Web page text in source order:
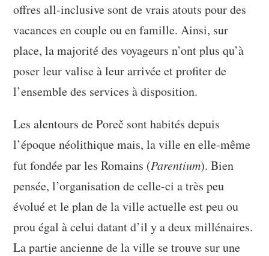
offres all-inclusive sont de vrais atouts pour des
vacances en couple ou en famille. Ainsi, sur
place, la majorité des voyageurs n’ont plus qu’à
poser leur valise à leur arrivée et profiter de
l’ensemble des services à disposition.
Les alentours de Poreč sont habités depuis
l’époque néolithique mais, la ville en elle-même
fut fondée par les Romains (Parentium). Bien
pensée, l’organisation de celle-ci a très peu
évolué et le plan de la ville actuelle est peu ou
prou égal à celui datant d’il y a deux millénaires.
La partie ancienne de la ville se trouve sur une